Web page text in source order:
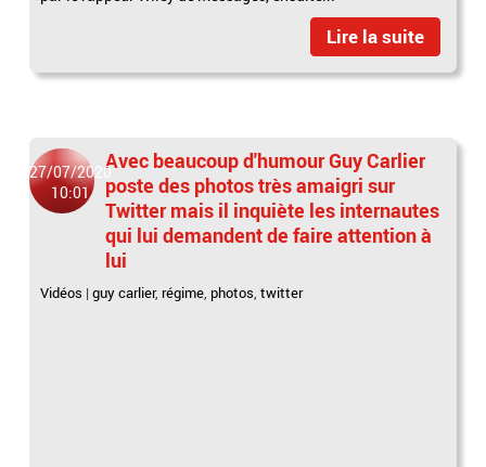
Lire la suite
27/07/2020
10:01
Avec beaucoup d'humour Guy Carlier
poste des photos très amaigri sur
Twitter mais il inquiète les internautes
qui lui demandent de faire attention à
lui
Vidéos |guy carlier, régime photos ,twitter